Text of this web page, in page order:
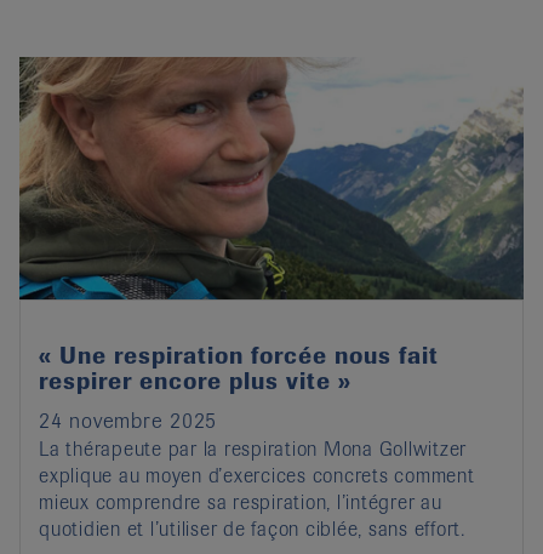
« Une respiration forcée nous fait
respirer encore plus vite »
24 novembre 2025
La thérapeute par la respiration Mona Gollwitzer
explique au moyen d’exercices concrets comment
mieux comprendre sa respiration, l’intégrer au
quotidien et l’utiliser de façon ciblée, sans effort.